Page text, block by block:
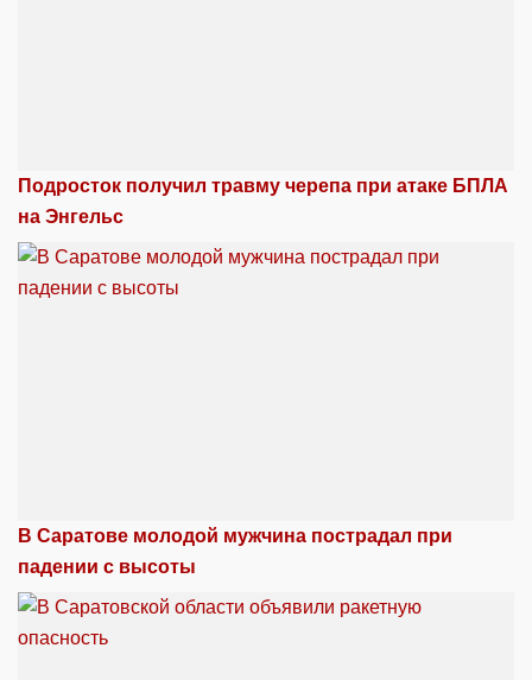
Подросток получил травму черепа при атаке БПЛА
на Энгельс
В Саратове молодой мужчина пострадал при
падении с высоты